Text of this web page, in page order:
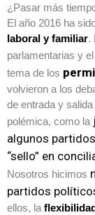
¿Pasar más
El año 2016 ha
laboral y familiar.
parlamentarias y
tema de los
volvieron a los
de entrada y
polémica, como la
algunos
“sello” en
Nosotros hicimos
partidos
ellos, la